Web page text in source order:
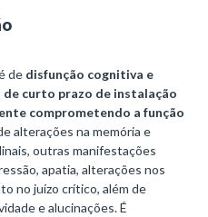
de disfunção cognitiva e
curto prazo de instalação
comprometendo a função
alterações na memória e
outras manifestações
apatia, alterações nos
no juízo crítico, além de
e alucinações. É